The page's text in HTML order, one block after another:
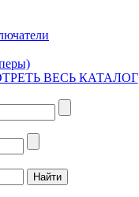
ВЕСЬ КАТАЛОГ